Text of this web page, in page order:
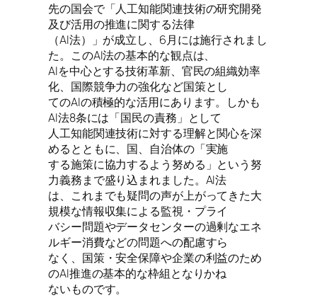
先の国会で「人工知能関連技術の研究開発
及び活用の推進に関する法律
（AI法）」が成立し、6月には施行されまし
た。このAI法の基本的な観点は、
AIを中心とする技術革新、官民の組織効率
化、国際競争力の強化など国策とし
てのAIの積極的な活用にあります。しかも
AI法8条には「国民の責務」として
人工知能関連技術に対する理解と関心を深
めるとともに、国、自治体の「実施
する施策に協力するよう努める」という努
力義務まで盛り込まれました。AI法
は、これまでも疑問の声が上がってきた大
規模な情報収集による監視・プライ
バシー問題やデータセンターの過剰なエネ
ルギー消費などの問題への配慮すら
なく、国策・安全保障や企業の利益のため
のAI推進の基本的な枠組となりかね
ないものです。